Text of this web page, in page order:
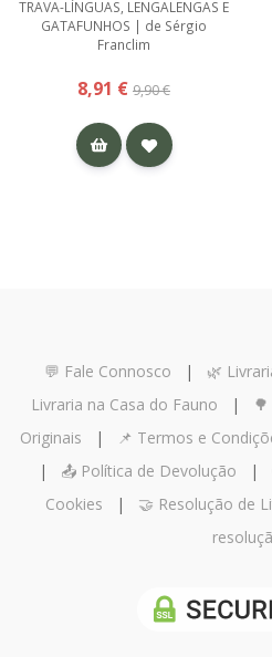
TRAVA-LÍNGUAS, LENGALENGAS E
GATAFUNHOS | de Sérgio
Franclim
8,91 € 9,90 €
💬 Fale Connosco | 🌿
Livraria na Casa do Fauno |
Originais | 📌 Termos e
| 📤 Política de Devolução |
Cookies | 🤝 Resolução de